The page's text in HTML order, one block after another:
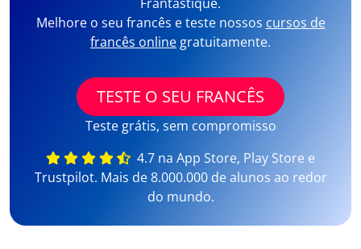
Melhore o seu francês e teste nossos cursos de
francês online gratuitamente.
TESTE O SEU FRANCÊS
Teste grátis, sem compromisso
4.7 na App Store, Play Store e
Trustpilot. Mais de 8.000.000 de alunos ao redor
do mundo.